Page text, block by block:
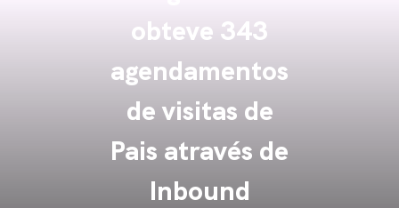
obteve 343
agendamentos
de visitas de
Pais através de
Inbound